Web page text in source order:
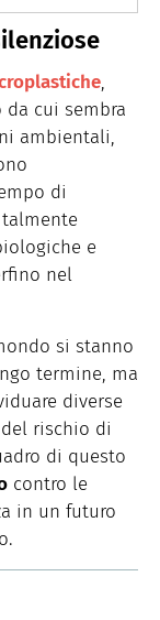
,
cui sembra
ambientali,
di
e
nel
si stanno
termine, ma
diverse
rischio di
di questo
contro le
in un futuro